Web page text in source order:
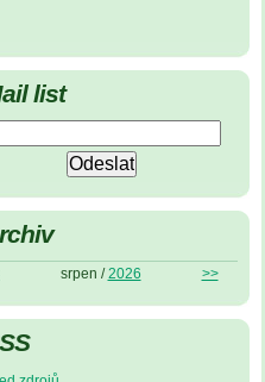
list
srpen /2026 >>